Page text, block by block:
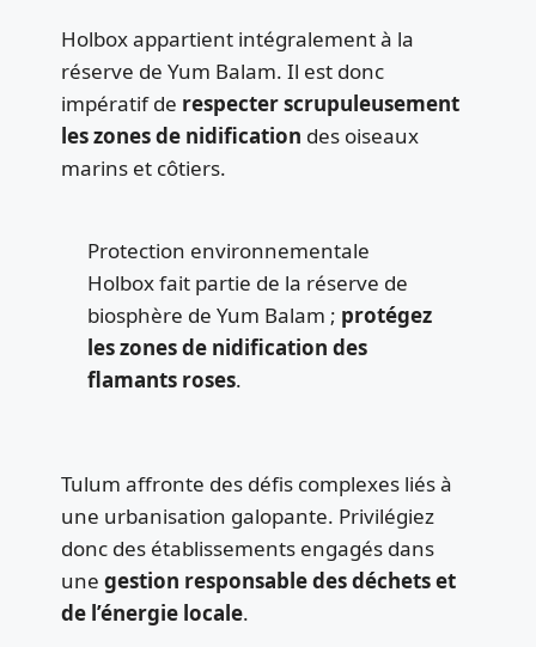
Holbox appartient intégralement à la
réserve de Yum Balam. Il est donc
impératif de respecter scrupuleusement
les zones de nidification des oiseaux
marins et côtiers.
Protection environnementale
Holbox fait partie de la réserve de
biosphère de Yum Balam ; protégez
les zones de nidification des
flamants roses.
Tulum affronte des défis complexes liés à
une urbanisation galopante. Privilégiez
donc des établissements engagés dans
unegestion responsable des déchets et
de l’énergie locale.